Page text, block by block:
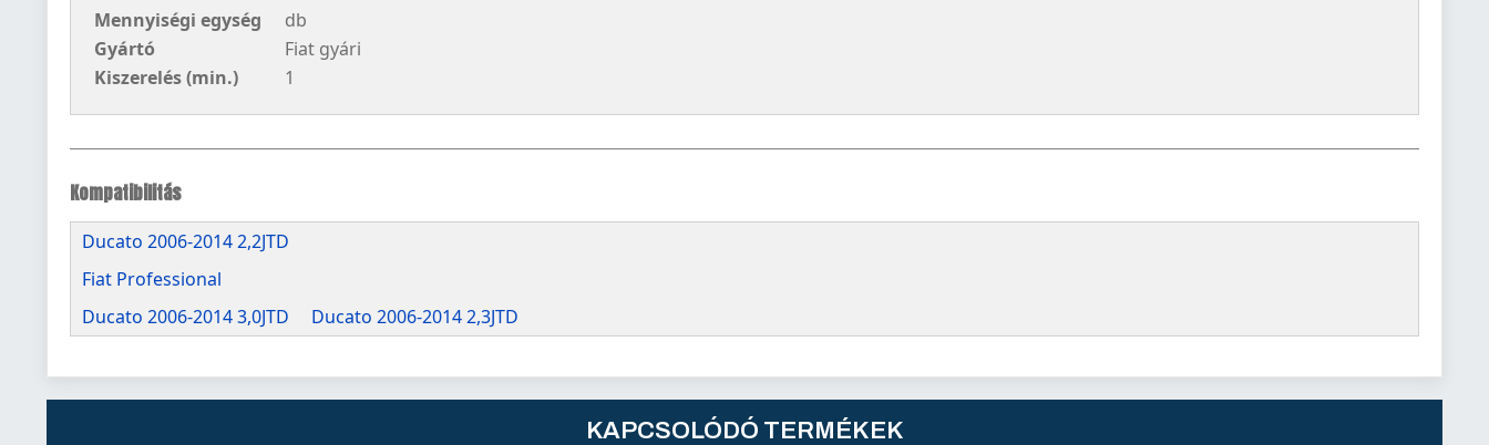
Mennyiségi egység
db
Gyártó
Fiat gyári
Kiszerelés (min.)
1
Kompatibilitás
Ducato 2006-2014 2,2JTD
Fiat Professional
Ducato 2006-2014 3,0JTD
Ducato 2006-2014 2,3JTD
KAPCSOLÓDÓ TERMÉKEK